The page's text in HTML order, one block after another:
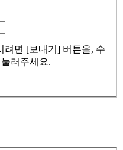
려면 [보내기] 버튼을, 수
러주세요.